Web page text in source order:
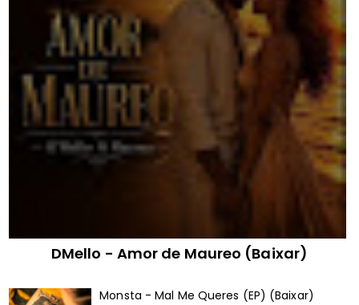
DMello - Amor de Maureo (Baixar)
Monsta - Mal Me Queres (EP) (Baixar)